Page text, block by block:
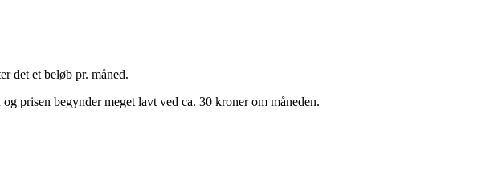
det et beløb pr. måned.
prisen begynder meget lavt ved ca. 30 kroner om måneden.